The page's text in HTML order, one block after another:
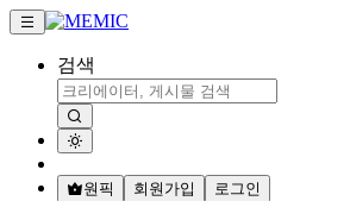
검색
원픽 회원가입 로그인